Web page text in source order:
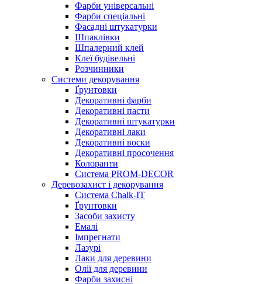
Фарби універсальні
Фарби спеціальні
Фасадні штукатурки
Шпаклівки
Шпалерний клей
Клеї будівельні
Розчинники
Системи декорування
Ґрунтовки
Декоративні фарби
Декоративні пасти
Декоративні штукатурки
Декоративні лаки
Декоративні воски
Декоративні просочення
Колоранти
Система PROM-DECOR
Деревозахист і декорування
Система Chalk-IT
Ґрунтовки
Засоби захисту
Емалі
Імпрегнати
Лазурі
Лаки для деревини
Олії для деревини
Фарби захисні